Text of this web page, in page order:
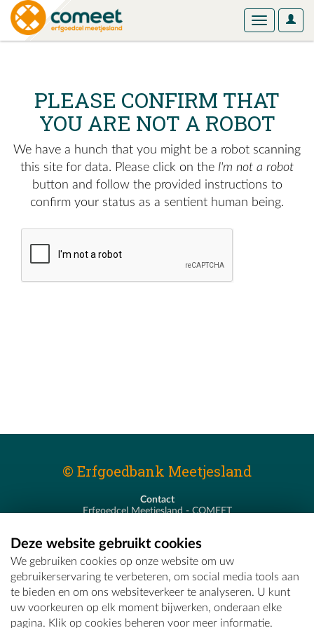
User
Toggle
PLEASE CONFIRM THAT
YOU ARE NOT A ROBOT
We have a hunch that you might be a robot scanning
this site for data. Please click on the I'm not a robot
button and follow the provided instructions to
confirm your status as a sentient human being.
© Erfgoedbank Meetjesland
Contact
Erfgoedcel Meetjesland - COMEET
T - 09 373 75 96
E -erfgoedcel@comeet.be
Deze website gebruikt cookies
We gebruiken cookies op onze website om uw
gebruikerservaring te verbeteren, om social media tools aan
te bieden en om ons websiteverkeer te analyseren. U kunt
uw voorkeuren op elk moment bijwerken, onderaan elke
pagina. Klik op cookies beheren voor meer informatie.